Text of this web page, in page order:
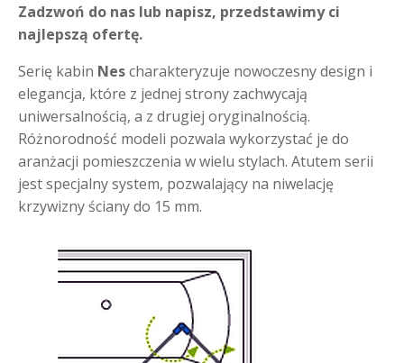
Zadzwoń do nas lub napisz, przedstawimy ci
najlepszą ofertę.
Serię kabin Nescharakteryzuje nowoczesny design i
elegancja, które z jednej strony zachwycają
uniwersalnością, a z drugiej oryginalnością.
Różnorodność modeli pozwala wykorzystać je do
aranżacji pomieszczenia w wielu stylach. Atutem serii
jest specjalny system, pozwalający na niwelację
krzywizny ściany do 15 mm.